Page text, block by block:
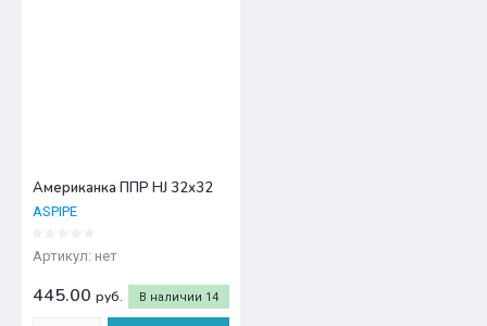
Американка ППР HJ 32х32
ASPIPE
Артикул: нет
В наличии 14
445.00 руб.